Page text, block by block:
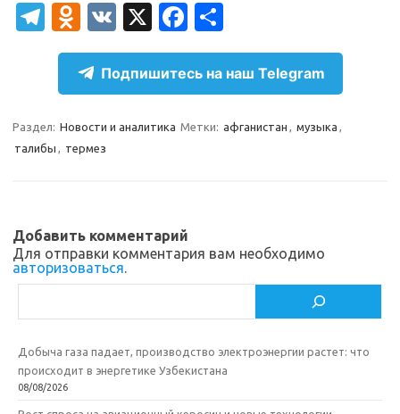
T
el
gr
a
m
O
d
n
o
kl
as
i
V
K
X
Fa
c
e
b
o
т
п
р
а
ь
Подпишитесь на наш Telegram
Раздел: Новости и аналитика Метки: афганистан , музыка ,
талибы , термез
Добавить комментарий
Для отправки комментария вам необходимо
авторизоваться.
Добыча газа падает, производство электроэнергии растет: что
происходит в энергетике Узбекистана
08/08/2026